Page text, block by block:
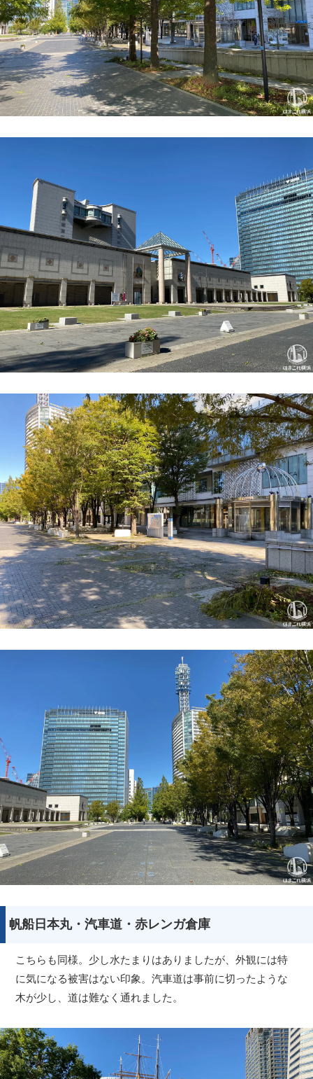
帆船日本丸・汽車道・赤レンガ倉庫
こちらも同様。少し水たまりはありましたが、外観には特
に気になる被害はない印象。汽車道は事前に切ったような
木が少し、道は難なく通れました。